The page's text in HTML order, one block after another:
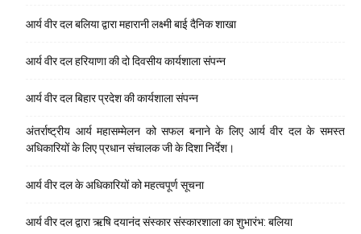
आर्य वीर दल बलिया द्वारा महारानी लक्ष्मी बाई दैनिक शाखा
आर्य वीर दल हरियाणा की दो दिवसीय कार्यशाला संपन्न
आर्य वीर दल बिहार प्रदेश की कार्यशाला संपन्न
अंतर्राष्ट्रीय आर्य महासम्मेलन को सफल बनाने के लिए आर्य वीर दल के समस्त
अधिकारियों के लिए प्रधान संचालक जी के दिशा निर्देश।
आर्य वीर दल के अधिकारियों को महत्वपूर्ण सूचना
आर्य वीर दल द्वारा ऋषि दयानंद संस्कार संस्कारशाला का शुभारंभ: बलिया